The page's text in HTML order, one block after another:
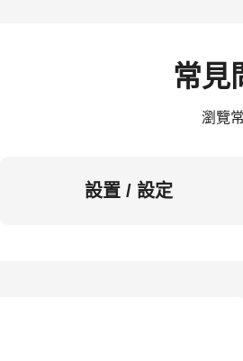
常見
瀏覽
設置 / 設定